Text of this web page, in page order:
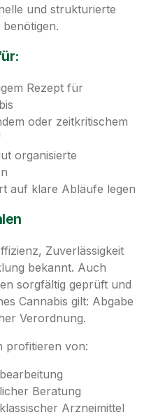
und strukturierte
Rezept für
oder zeitkritischem
organisierte
auf klare Abläufe legen
Zuverlässigkeit
bekannt. Auch
sorgfältig geprüft und
Cannabis gilt: Abgabe
Verordnung.
profitieren von:
Beratung
Arzneimittel